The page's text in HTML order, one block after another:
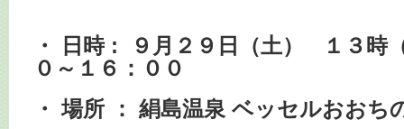
・ 日時 : ９月２９日（土）
１３時
０～１６：００
・ 場所 ： 絹島温泉 ベッセルおおち